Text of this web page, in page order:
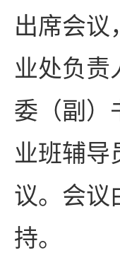
出席会议
业处负责
委（副）
业班辅导
议。会议
持。